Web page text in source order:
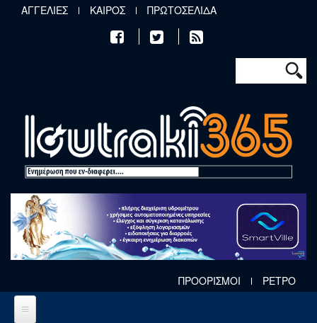
Παράκαμψη προς το κυρίως περιεχόμενο
ΑΓΓΕΛΙΕΣ ΚΑΙΡΟΣ ΠΡΩΤΟΣΕΛΙΔΑ
Φόρμα
Αναζήτηση
ΠΡΟΟΡΙΣΜΟΙ ΡΕΤΡΟ